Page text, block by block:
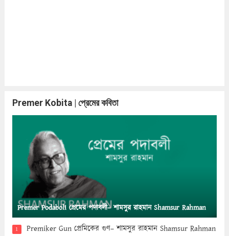
Premer Kobita | প্রেমের কবিতা
Premer Podaboli প্রেমের পদাবলী– শামসুর রাহমান Shamsur Rahman
1 Premiker Gun প্রেমিকের গুণ– শামসুর রাহমান Shamsur Rahman